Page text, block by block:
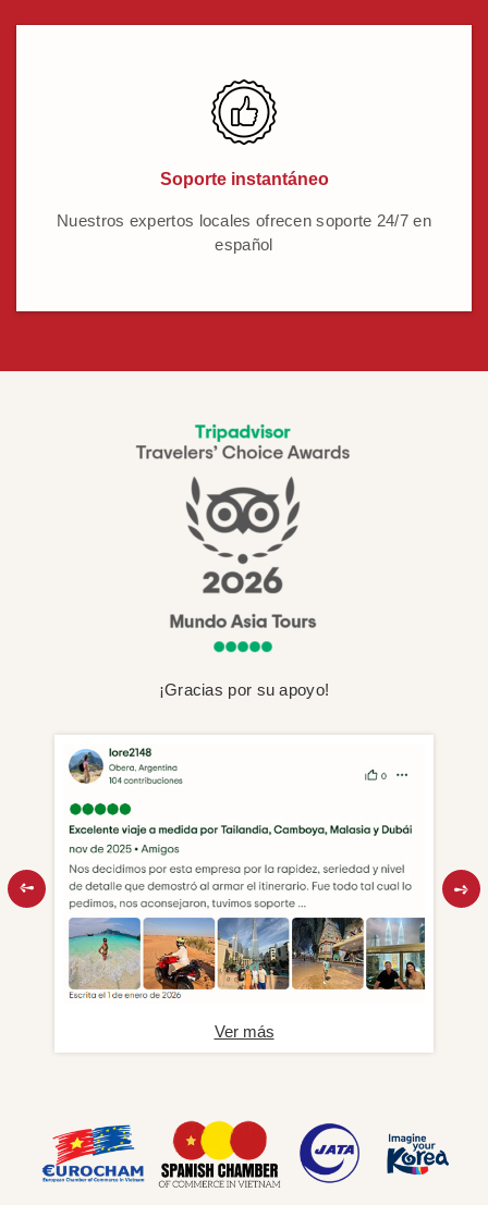
Soporte instantáneo
Nuestros expertos locales ofrecen soporte 24/7 en
español
¡Gracias por su apoyo!
Ver más